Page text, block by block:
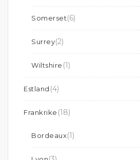
Somerset(6)
Surrey(2)
Wiltshire (1)
Estland (4)
Frankrike (18)
Bordeaux(1)